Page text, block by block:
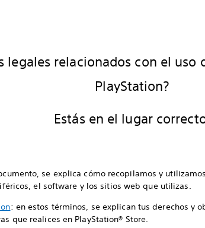
legales relacionados con el uso
PlayStation?
Estás en el lugar
se explica cómo recopilamos y
el software y los sitios web que utilizas.
: en estos términos, se explican tus derechos y
que realices en PlayStation® Store.